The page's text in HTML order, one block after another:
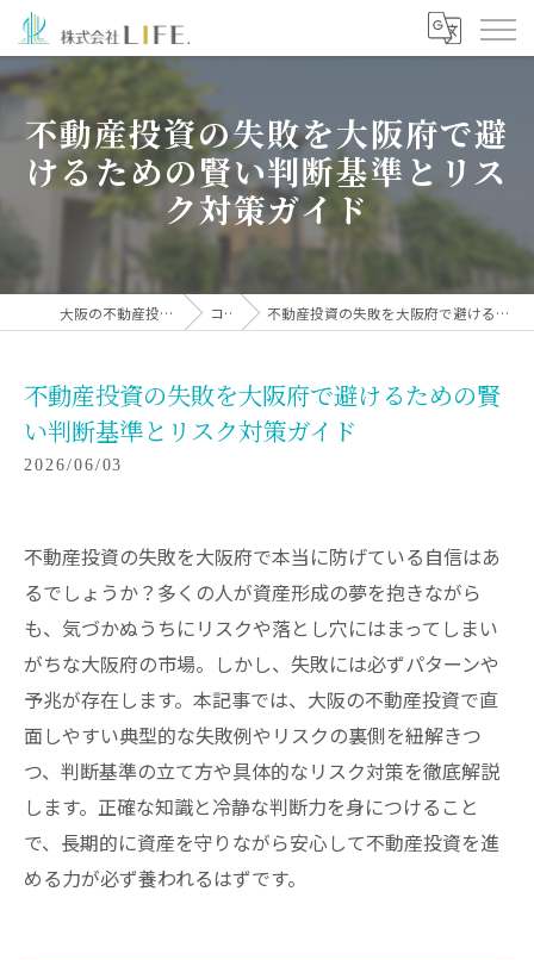
不動産投資の失敗を大阪府で避
けるための賢い判断基準とリス
ク対策ガイド
大阪の不動産投資なら株式会社LIFE. コラム 不動産投資の失敗を大阪府で避けるための賢い判断基準とリスク対策ガイド
不動産投資の失敗を大阪府で避けるための賢
い判断基準とリスク対策ガイド
2026/06/03
不動産投資の失敗を大阪府で本当に防げている自信はあ
るでしょうか？多くの人が資産形成の夢を抱きながら
も、気づかぬうちにリスクや落とし穴にはまってしまい
がちな大阪府の市場。しかし、失敗には必ずパターンや
予兆が存在します。本記事では、大阪の不動産投資で直
面しやすい典型的な失敗例やリスクの裏側を紐解きつ
つ、判断基準の立て方や具体的なリスク対策を徹底解説
します。正確な知識と冷静な判断力を身につけること
で、長期的に資産を守りながら安心して不動産投資を進
める力が必ず養われるはずです。